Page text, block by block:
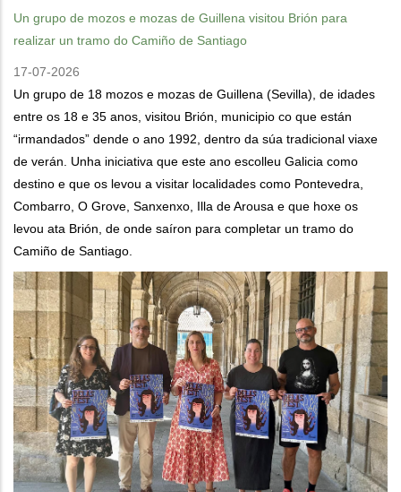
Un grupo de mozos e mozas de Guillena visitou Brión para
realizar un tramo do Camiño de Santiago
17-07-2026
Un grupo de 18 mozos e mozas de Guillena (Sevilla), de idades
entre os 18 e 35 anos, visitou Brión, municipio co que están
“irmandados” dende o ano 1992, dentro da súa tradicional viaxe
de verán. Unha iniciativa que este ano escolleu Galicia como
destino e que os levou a visitar localidades como Pontevedra,
Combarro, O Grove, Sanxenxo, Illa de Arousa e que hoxe os
levou ata Brión, de onde saíron para completar un tramo do
Camiño de Santiago.